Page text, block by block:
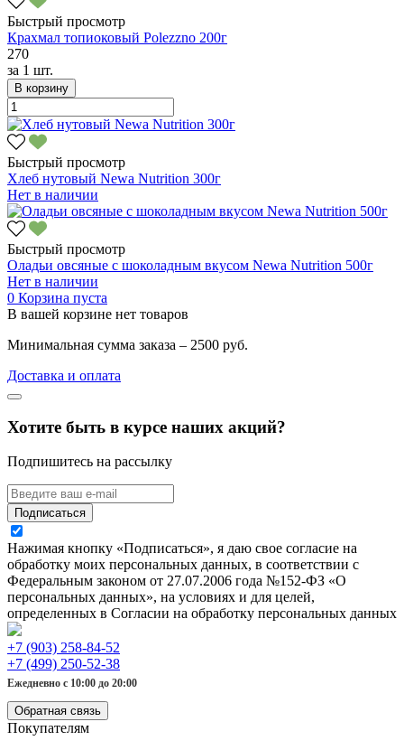
Быстрый просмотр
Крахмал топиоковый Polezzno 200г
270
за 1 шт.
В корзину
Быстрый просмотр
Хлеб нутовый Newa Nutrition 300г
Нет в наличии
Быстрый просмотр
Оладьи овсяные с шоколадным вкусом Newa Nutrition 500г
Нет в наличии
0 Корзина пуста
В вашей корзине нет товаров
Минимальная сумма заказа – 2500 руб.
Доставка и оплата
Хотите быть в курсе наших акций?
Подпишитесь на рассылку
Подписаться
Нажимая кнопку «Подписаться», я даю свое согласие на
обработку моих персональных данных, в соответствии с
Федеральным законом от 27.07.2006 года №152-ФЗ «О
персональных данных», на условиях и для целей,
определенных в Согласии на обработку персональных данных
+7 (903) 258-84-52
+7 (499) 250-52-38
Ежедневно с 10:00 до 20:00
Обратная связь
Покупателям